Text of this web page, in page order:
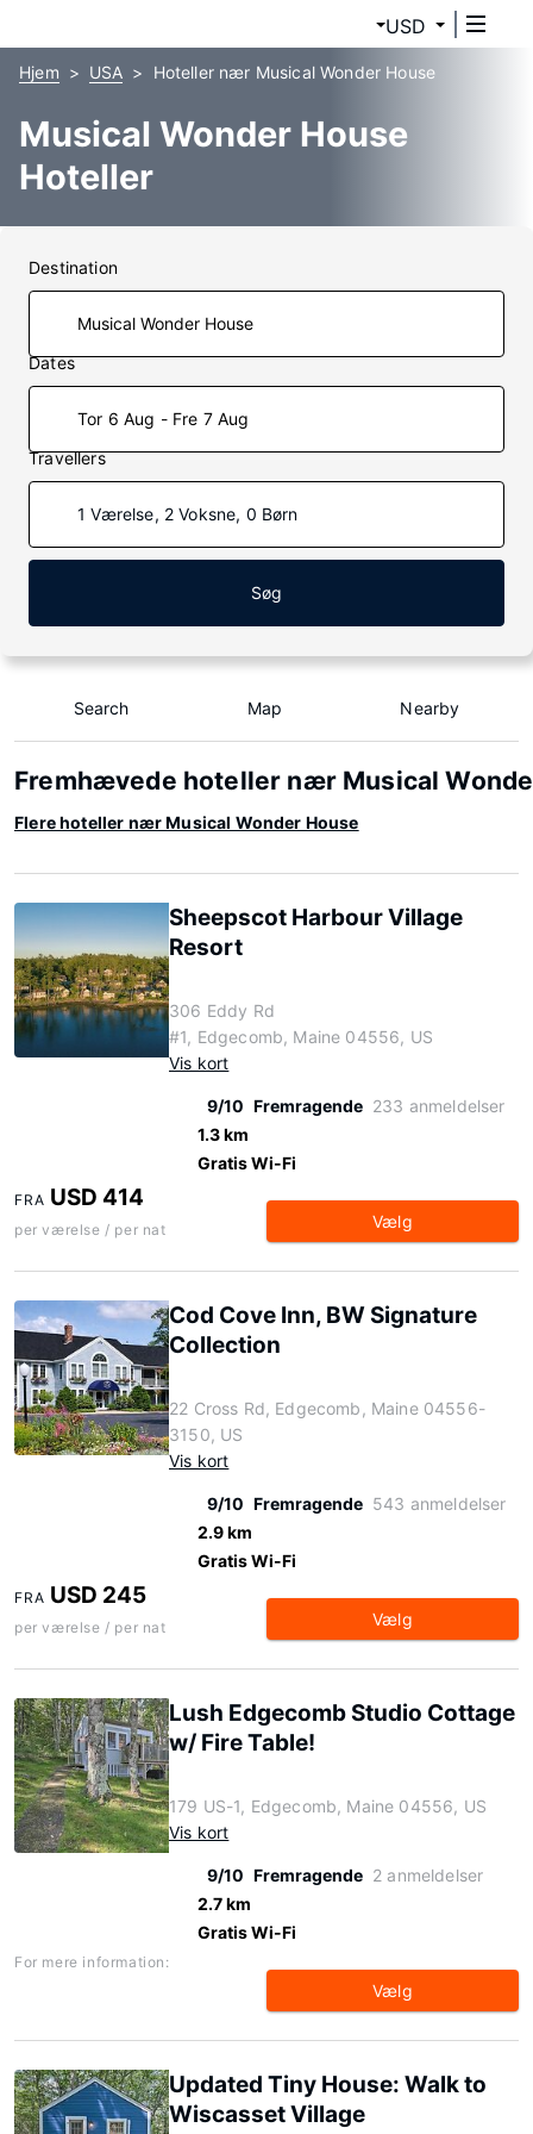
USD
Hjem USA Hoteller nær Musical Wonder House
Musical Wonder House
Hoteller
Destination
Dates
Tor 6 Aug - Fre 7 Aug
Travellers
1 Værelse, 2 Voksne, 0 Børn
Søg
Search Map Nearby
Fremhævede hoteller nær Musical
Flere hoteller nær Musical Wonder House
Sheepscot Harbour Village
Resort
306 Eddy Rd
#1, Edgecomb, Maine 04556, US
Vis kort
9/10 Fremragende 233 anmeldelser
1.3 km
Gratis Wi-Fi
FRA USD 414
per værelse / per nat Vælg
Cod Cove Inn, BW Signature
Collection
22 Cross Rd, Edgecomb, Maine 04556-
3150, US
Vis kort
9/10 Fremragende 543 anmeldelser
2.9 km
Gratis Wi-Fi
FRA USD 245
per værelse / per nat Vælg
Lush Edgecomb Studio Cottage
w/ Fire Table!
179 US-1, Edgecomb, Maine 04556, US
Vis kort
9/10 Fremragende 2 anmeldelser
2.7 km
Gratis Wi-Fi
For mere information:
Vælg
Updated Tiny House: Walk to
Wiscasset Village